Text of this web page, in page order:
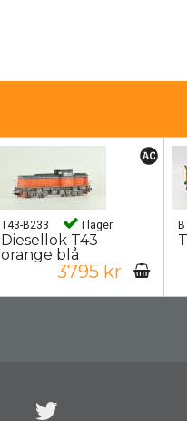
T43-B233 I lager
Diesellok T43
orange blå
3795 kr